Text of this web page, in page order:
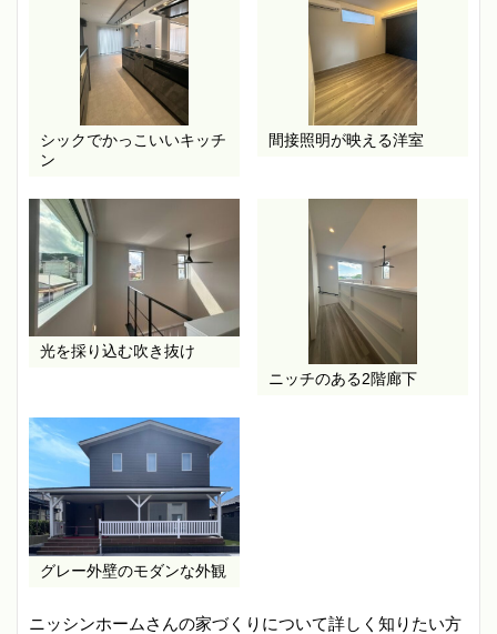
シックでかっこいいキッチ
ン
間接照明が映える洋室
光を採り込む吹き抜け
ニッチのある2階廊下
グレー外壁のモダンな外観
ニッシンホームさんの家づくりについて詳しく知りたい方